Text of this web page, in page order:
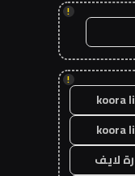
!
!
koora
koora
لايف